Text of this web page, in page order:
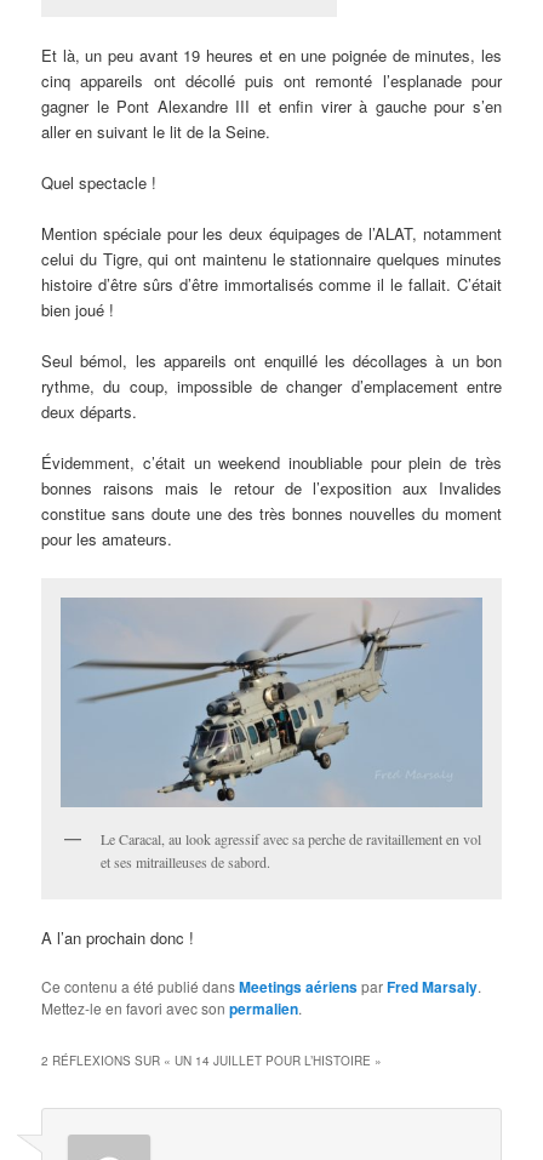
Et là, un peu avant 19 heures et en une poignée de minutes, les
cinq appareils ont décollé puis ont remonté l’esplanade pour
gagner le Pont Alexandre III et enfin virer à gauche pour s’en
aller en suivant le lit de la Seine.
Quel spectacle !
Mention spéciale pour les deux équipages de l’ALAT, notamment
celui du Tigre, qui ont maintenu le stationnaire quelques minutes
histoire d’être sûrs d’être immortalisés comme il le fallait. C’était
bien joué !
Seul bémol, les appareils ont enquillé les décollages à un bon
rythme, du coup, impossible de changer d’emplacement entre
deux départs.
Évidemment, c’était un weekend inoubliable pour plein de très
bonnes raisons mais le retour de l’exposition aux Invalides
constitue sans doute une des très bonnes nouvelles du moment
pour les amateurs.
Le Caracal, au look agressif avec sa perche de ravitaillement en vol
et ses mitrailleuses de sabord.
A l’an prochain donc !
Ce contenu a été publié dansMeetings aériensparFred Marsaly.
Mettez-le en favori avec sonpermalien.
2 RÉFLEXIONS SUR «UN 14 JUILLET POUR L’HISTOIRE »